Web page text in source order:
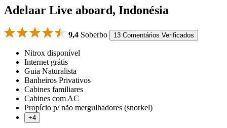
Adelaar Live aboard, Indonésia
9,4 Soberbo 13 Comentários Verificados
Nitrox disponível
Internet grátis
Guia Naturalista
Banheiros Privativos
Cabines familiares
Cabines com AC
Propício p/ não mergulhadores (snorkel)
+4